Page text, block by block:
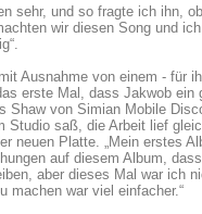
sehr, und so fragte ich ihn,
wir diesen Song und
Ausnahme von einem - für
erste Mal, dass Jakwob ein
von Simian Mobile
saß, die Arbeit lief
neuen Platte. „Mein erstes
auf diesem Album,
aber dieses Mal war ich
machen war viel einfacher.“